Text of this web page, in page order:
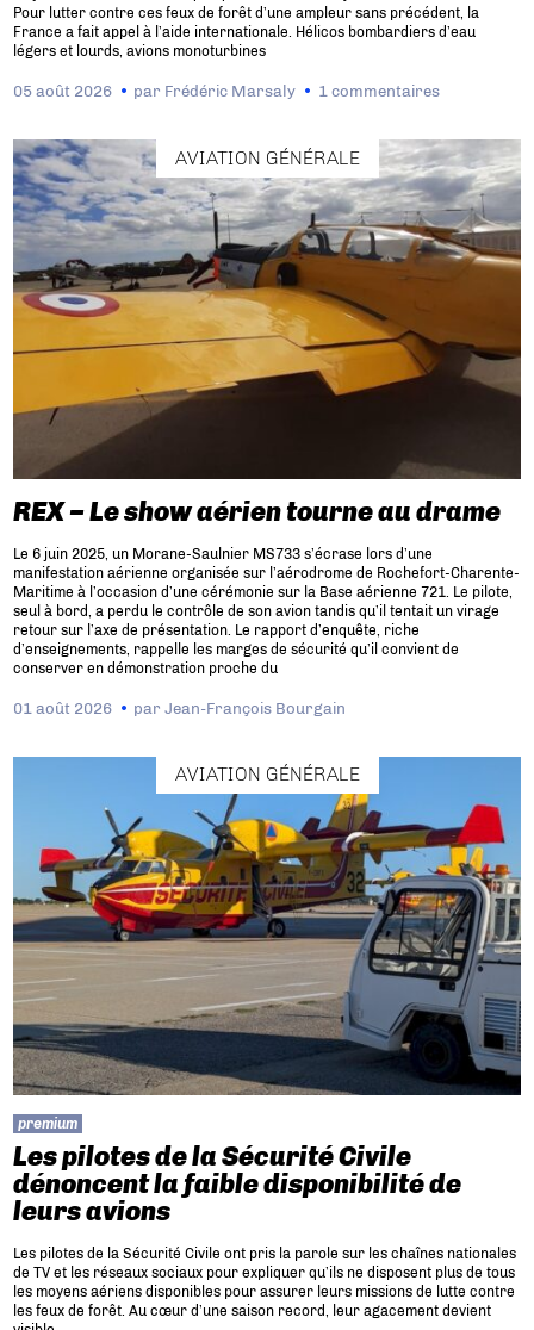
Pour lutter contre ces feux de forêt d’une ampleur sans précédent, la
France a fait appel à l’aide internationale. Hélicos bombardiers d’eau
légers et lourds, avions monoturbines
05 août 2026 par Frédéric Marsaly 1 commentaires
AVIATION GÉNÉRALE
REX – Le show aérien tourne au drame
Le 6 juin 2025, un Morane-Saulnier MS733 s’écrase lors d’une
manifestation aérienne organisée sur l’aérodrome de Rochefort-Charente-
Maritime à l’occasion d’une cérémonie sur la Base aérienne 721. Le pilote,
seul à bord, a perdu le contrôle de son avion tandis qu’il tentait un virage
retour sur l’axe de présentation. Le rapport d’enquête, riche
d’enseignements, rappelle les marges de sécurité qu’il convient de
conserver en démonstration proche du
01 août 2026 parJean-François Bourgain
AVIATION GÉNÉRALE
premium
Les pilotes de la Sécurité Civile
dénoncent la faible disponibilité de
leurs avions
Les pilotes de la Sécurité Civile ont pris la parole sur les chaînes nationales
de TV et les réseaux sociaux pour expliquer qu’ils ne disposent plus de tous
les moyens aériens disponibles pour assurer leurs missions de lutte contre
les feux de forêt. Au cœur d’une saison record, leur agacement devient